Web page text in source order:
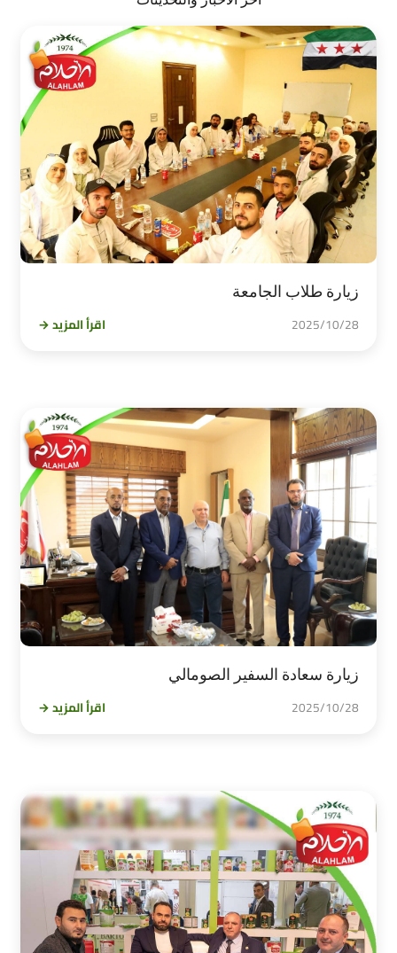
زيارة طلاب الجامعة
2025/10/28 اقرأ المزيد →
زيارة سعادة السفير الصومالي
2025/10/28 اقرأ المزيد →